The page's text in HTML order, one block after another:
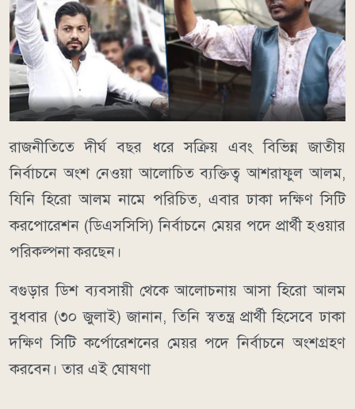
রাজনীতিতে দীর্ঘ বছর ধরে সক্রিয় এবং বিভিন্ন জাতীয়
নির্বাচনে অংশ নেওয়া আলোচিত ব্যক্তিত্ব আশরাফুল আলম,
যিনি হিরো আলম নামে পরিচিত, এবার ঢাকা দক্ষিণ সিটি
করপোরেশন (ডিএসসিসি) নির্বাচনে মেয়র পদে প্রার্থী হওয়ার
পরিকল্পনা করছেন।
বগুড়ার ডিশ ব্যবসায়ী থেকে আলোচনায় আসা হিরো আলম
বুধবার (৩০ জুলাই) জানান, তিনি স্বতন্ত্র প্রার্থী হিসেবে ঢাকা
দক্ষিণ সিটি কর্পোরেশনের মেয়র পদে নির্বাচনে অংশগ্রহণ
করবেন। তার এই ঘোষণা